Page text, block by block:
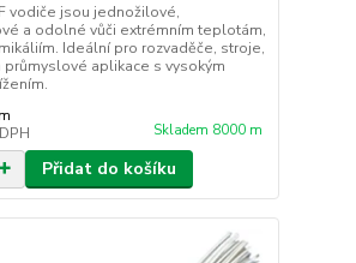
vodiče jsou jednožilové,
a odolné vůči extrémním teplotám,
Ideální pro rozvaděče, stroje,
průmyslové aplikace s vysokým
Skladem 8000 m
Přidat do košíku